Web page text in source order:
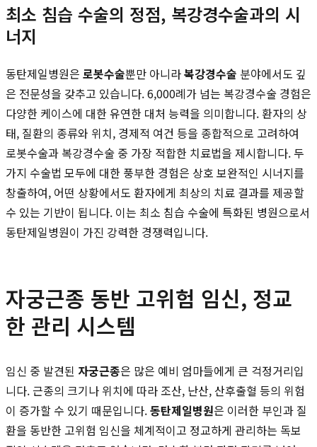
최소 침습 수술의 정점, 복강경수술과의 시
너지
동탄제일병원은 로봇수술뿐만 아니라복강경수술 분야에서도 깊
은 전문성을 갖추고 있습니다. 6,000례가 넘는 복강경수술 경험은
다양한 케이스에 대한 유연한 대처 능력을 의미합니다. 환자의 상
태, 질환의 종류와 위치, 경제적 여건 등을 종합적으로 고려하여
로봇수술과 복강경수술 중 가장 적합한 치료법을 제시합니다. 두
가지 수술법 모두에 대한 풍부한 경험은 상호 보완적인 시너지를
창출하여, 어떤 상황에서도 환자에게 최상의 치료 결과를 제공할
수 있는 기반이 됩니다. 이는 최소 침습 수술에 특화된 병원으로서
동탄제일병원이 가진 강력한 경쟁력입니다.
자궁근종 동반 고위험 임신, 정교
한 관리 시스템
임신 중 발견된 자궁근종은 많은 예비 엄마들에게 큰 걱정거리입
니다. 근종의 크기나 위치에 따라 조산, 난산, 산후출혈 등의 위험
이 증가할 수 있기 때문입니다.동탄제일병원은 이러한 부인과 질
환을 동반한 고위험 임신을 체계적이고 정교하게 관리하는 독보